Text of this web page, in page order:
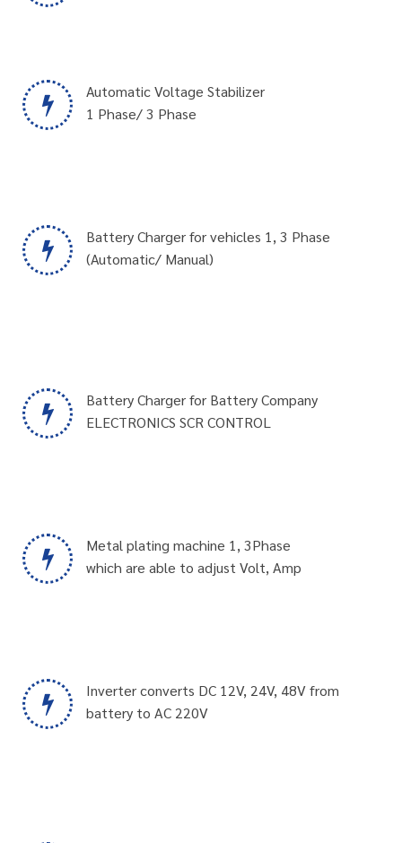
Automatic Voltage Stabilizer
1 Phase/ 3 Phase
Battery Charger for vehicles 1, 3 Phase
(Automatic/ Manual)
Battery Charger for Battery Company
ELECTRONICS SCR CONTROL
Metal plating machine 1, 3Phase
which are able to adjust Volt, Amp
Inverter converts DC 12V, 24V, 48V from
battery to AC 220V